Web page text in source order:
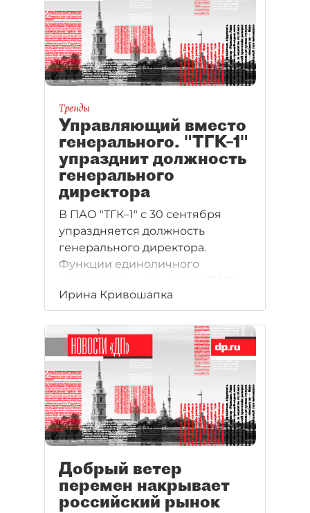
Тренды
Управляющий вместо
генерального. "ТГК–1"
упразднит должность
генерального
директора
В ПАО "ТГК–1" с 30 сентября
упраздняется должность
генерального директора.
Функции единоличного
будут возложены
на мажоритарного акционера
компании — ООО "Газпром
энергохолдинг" (ГЭХ).
Ирина Кривошапка
Добрый ветер
перемен накрывает
российский рынок